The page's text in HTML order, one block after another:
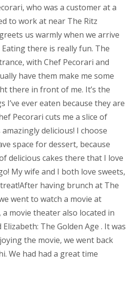
who was a customer at a
to work at near The Ritz
us warmly when we arrive
there is really fun. The
with Chef Pecorari and
have them make me some
there in front of me. It’s the
I’ve ever eaten because they are
Pecorari cuts me a slice of
delicious! I choose
space for dessert, because
delicious cakes there that I love
My wife and I both love sweets,
having brunch at The
went to watch a movie at
a movie theater also located in
Elizabeth: The Golden Age . It was
the movie, we went back
We had had a great time